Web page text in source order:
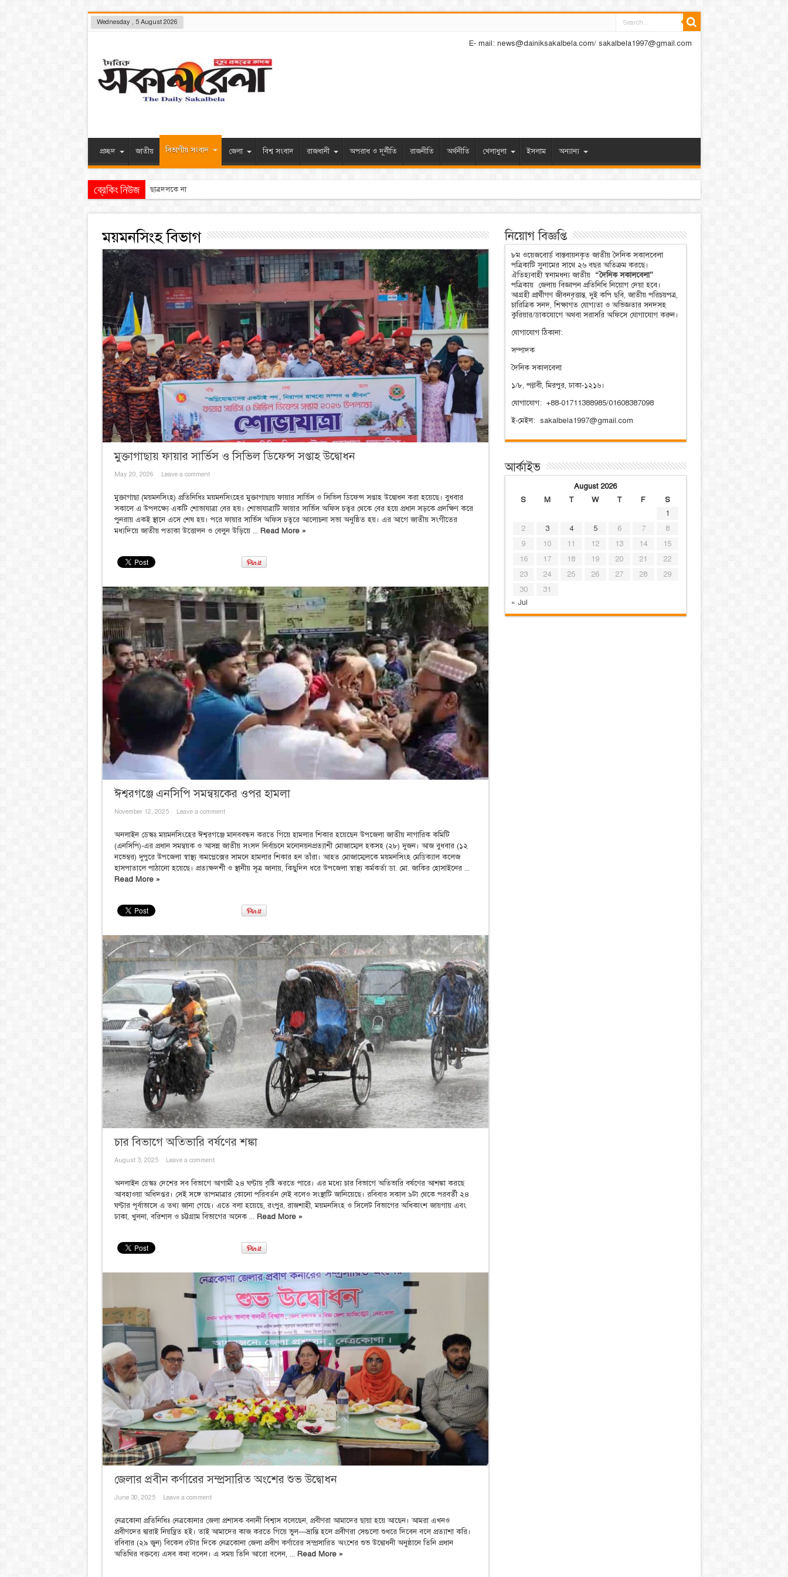
Wednesday , 5 August 2026
E- mail: news@dainiksakalbela.com/ sakalbela1997@gmail.com
প্রচ্ছদ জাতীয় বিভাগীয় সংবাদ জেলা বিশ্ব সংবাদ রাজধানী অপরাধ ও দূর্নীতি রাজনীতি অর্থনীতি খেলাধুলা ইসলাম অন্যান্য
ব্রেকিং নিউজ ছাত্রদলকে না সামলালে এই সরকারের পরিণতি আ.লীগের চেয়েও ভয়াবহ হবে: ছাত্রশিবির সভাপ
ময়মনসিংহ বিভাগ
মুক্তাগাছায় ফায়ার সার্ভিস ও সিভিল ডিফেন্স সপ্তাহ উদ্বোধন
May 20, 2026 Leave a comment
মুক্তাগাছা (ময়মনসিংহ) প্রতিনিধিঃ ময়মনসিংহের মুক্তাগাছায় ফায়ার সার্ভিস ও সিভিল ডিফেন্স সপ্তাহ উদ্বোধন করা হয়েছে। বুধবার
সকালে এ উপলক্ষ্যে একটি শোভাযাত্রা বের হয়। শোভাযাত্রাটি ফায়ার সার্ভিস অফিস চত্বর থেকে বের হয়ে প্রধান সড়কে প্রদক্ষিণ করে
পুনরায় একই স্থানে এসে শেষ হয়। পরে ফায়ার সার্ভিস অফিস চত্বরে আলোচনা সভা অনুষ্ঠিত হয়। এর আগে জাতীয় সংগীতের
মধ্যদিয়ে জাতীয় পতাকা উত্তোলন ও বেলুন উড়িয়ে ... Read More »
ঈশ্বরগঞ্জে এনসিপি সমন্বয়কের ওপর হামলা
November 12, 2025 Leave a comment
অনলাইন ডেস্কঃ ময়মনসিংহের ঈশ্বরগঞ্জে মানববন্ধন করতে গিয়ে হামলার শিকার হয়েছেন উপজেলা জাতীয় নাগারিক কমিটি
(এনসিপি)-এর প্রধান সমন্বয়ক ও আসন্ন জাতীয় সংসদ নির্বাচনে মনোনয়নপ্রত্যাশী মোজাম্মেল হকসহ (২৮) দুজন। আজ বুধবার (১২
নভেম্বর) দুপুরে উপজেলা স্বাস্থ্য কমপ্লেক্সের সামনে হামলার শিকার হন তাঁরা। আহত মোজাম্মেলকে ময়মনসিংহ মেডিক্যাল কলেজ
হাসপাতালে পাঠানো হয়েছে। প্রত্যক্ষদর্শী ও স্থানীয় সূত্র জানায়, কিছুদিন ধরে উপজেলা স্বাস্থ্য কর্মকর্তা ডা. মো. জাকির হোসাইনের ...
Read More »
চার বিভাগে অতিভারি বর্ষণের শঙ্কা
August 3, 2025 Leave a comment
অনলাইন ডেস্কঃ দেশের সব বিভাগে আগামী ২৪ ঘণ্টায় বৃষ্টি ঝরতে পারে। এর মধ্যে চার বিভাগে অতিভারি বর্ষণের আশঙ্কা করছে
আবহাওয়া অধিদপ্তর। সেই সঙ্গে তাপমাত্রার কোনো পরিবর্তন নেই বলেও সংস্থাটি জানিয়েছে। রবিবার সকাল ৯টা থেকে পরবর্তী ২৪
ঘণ্টার পূর্বাভাসে এ তথ্য জানা গেছে। এতে বলা হয়েছে, রংপুর, রাজশাহী, ময়মনসিংহ ও সিলেট বিভাগের অধিকাংশ জায়গায় এবং
ঢাকা, খুলনা, বরিশাল ও চট্টগ্রাম বিভাগের অনেক ... Read More »
জেলার প্রবীন কর্ণারের সম্প্রসারিত অংশের শুভ উদ্বোধন
June 30, 2025 Leave a comment
নেত্রকোনা প্রতিনিধিঃ নেত্রকোনার জেলা প্রশাসক বনানী বিশ্বাস বলেছেন, প্রবীণরা আমাদের ছায়া হয়ে আছেন। আমরা এখনও
প্রবীণদের দ্বারাই নিয়ন্ত্রিত হই। তাই আমাদের কাজ করতে গিয়ে ভুল—ভ্রান্তি হলে প্রবীণরা সেগুলো শুধরে দিবেন বলে প্রত্যাশা করি।
রবিবার (২৯ জুন) বিকেল ৫টার দিকে নেত্রকোনা জেলা প্রবীণ কর্ণারের সম্প্রসারিত অংশের শুভ উদ্বোধনী অনুষ্ঠানে তিনি প্রধান
অতিথির বক্তব্যে এসব কথা বলেন। এ সময় তিনি আরো বলেন, ... Read More »
নিয়োগ বিজ্ঞপ্তি
৮ম ওয়েজবোর্ড বাস্তবায়নকৃত জাতীয় দৈনিক সকালবেলা
পত্রিকাটি সুনামের সাথে ২৬ বছর অতিক্রম করছে।
ঐতিহ্যবাহী স্বনামধন্য জাতীয় “দৈনিক সকালবেলা”
পত্রিকায় জেলায় বিজ্ঞাপন প্রতিনিধি নিয়োগ দেয়া হবে।
আগ্রহী প্রার্থীগণ জীবনবৃত্তান্ত, দুই কপি ছবি, জাতীয় পরিচয়পত্র,
চারিত্রিক সনদ, শিক্ষাগত যোগ্যতা ও অভিজ্ঞতার সনদসহ
কুরিয়ার/ডাকযোগে অথবা সরাসরি অফিসে যোগাযোগ করুন।
যোগাযোগ ঠিকানা:
সম্পাদক
দৈনিক সকালবেলা
১/৮, পল্লবী, মিরপুর, ঢাকা-১২১৬।
যোগাযোগ: +88-01711388985/01608387098
ই-মেইল: sakalbela1997@gmail.com
আর্কাইভ
August 2026
S
M T W T F
S
1
2
3 4 5 6 7
8
9
10 11 12 13 14
15
16
17 18 19 20 21
22
23
24 25 26 27 28
29
30
31
« Jul